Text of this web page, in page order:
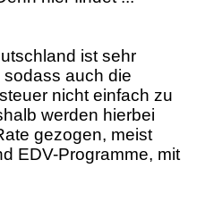
ist sehr
sodass auch die
nicht einfach zu
werden hierbei
gezogen, meist
EDV-Programme, mit